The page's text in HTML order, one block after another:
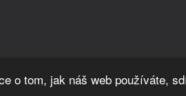
o tom, jak náš web používáte,